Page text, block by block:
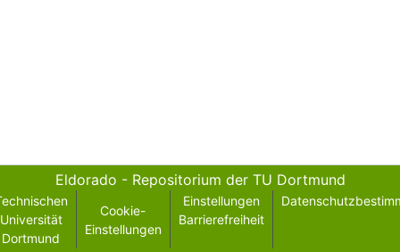
Eldorado - Repositorium der TU Dortmund
Universität
Dortmund
Cookie-
Einstellungen
Einstellungen
Barrierefreiheit